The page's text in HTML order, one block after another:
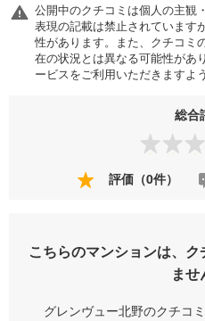
公開中のクチコミは個人の主観
表現の記載は禁止されています
性があります。また、クチコミ
在の状況とは異なる可能性があ
ービスをご利用いただきますよ
総合
評価（0件）
こちらのマンションは、
ませ
グレンヴュー北野のクチコ